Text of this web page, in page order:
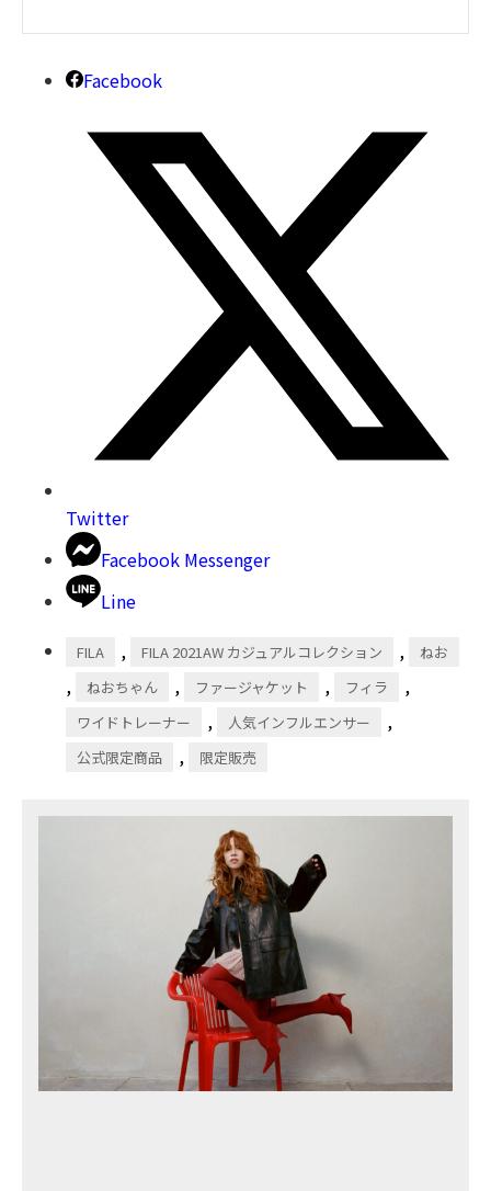
Facebook
Twitter
Facebook Messenger
Line
FILA , FILA 2021AW カジュアルコレクション , ねお
, ねおちゃん , ファージャケット , フィラ ,
ワイドトレーナー , 人気インフルエンサー ,
公式限定商品 , 限定販売